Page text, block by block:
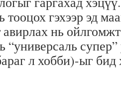
гэхээр эд
авирлах нь
“универсаль супер”
л хобби)-ыг бид